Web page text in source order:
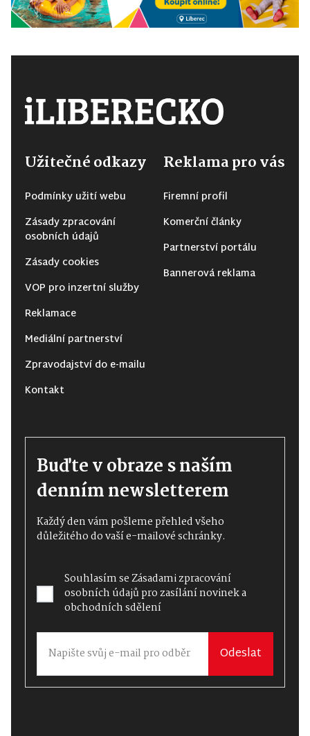
Užitečné odkazy
Podmínky užití webu
Zásady zpracování
osobních údajů
Zásady cookies
VOP pro inzertní služby
Reklamace
Mediální partnerství
Zpravodajství do e-mailu
Kontakt
Reklama pro vás
Firemní profil
Komerční články
Partnerství portálu
Bannerová reklama
Buďte v obraze s naším
denním newsletterem
Každý den vám pošleme přehled všeho
důležitého do vaší e-mailové schránky.
Souhlasím seZásadami zpracování
osobních údajůpro zasílání novinek a
obchodních sdělení
Odeslat